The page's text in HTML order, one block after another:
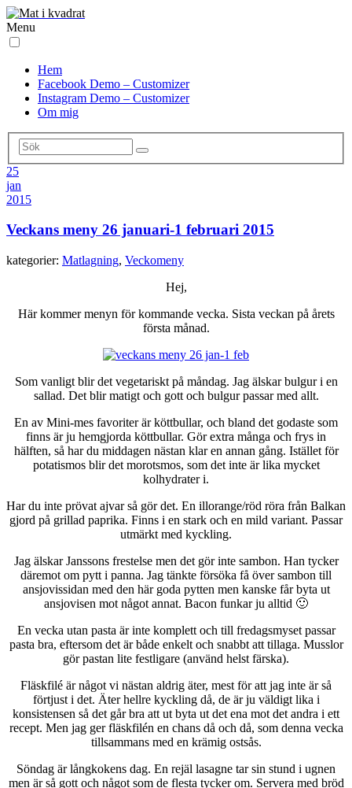
Menu
Hem
Facebook Demo – Customizer
Instagram Demo – Customizer
Om mig
25
jan
2015
Veckans meny 26 januari-1 februari 2015
kategorier: Matlagning, Veckomeny
Hej,
Här kommer menyn för kommande vecka. Sista veckan på årets
första månad.
Som vanligt blir det vegetariskt på måndag. Jag älskar bulgur i en
sallad. Det blir matigt och gott och bulgur passar med allt.
En av Mini-mes favoriter är köttbullar, och bland det godaste som
finns är ju hemgjorda köttbullar. Gör extra många och frys in
hälften, så har du middagen nästan klar en annan gång. Istället för
potatismos blir det morotsmos, som det inte är lika mycket
kolhydrater i.
Har du inte prövat ajvar så gör det. En illorange/röd röra från Balkan
gjord på grillad paprika. Finns i en stark och en mild variant. Passar
utmärkt med kyckling.
Jag älskar Janssons frestelse men det gör inte sambon. Han tycker
däremot om pytt i panna. Jag tänkte försöka få över sambon till
ansjovissidan med den här goda pytten men kanske får byta ut
ansjovisen mot något annat. Bacon funkar ju alltid 🙂
En vecka utan pasta är inte komplett och till fredagsmyset passar
pasta bra, eftersom det är både enkelt och snabbt att tillaga. Musslor
gör pastan lite festligare (använd helst färska).
Fläskfilé är något vi nästan aldrig äter, mest för att jag inte är så
förtjust i det. Äter hellre kyckling då, de är ju väldigt lika i
konsistensen så det går bra att ut byta ut det ena mot det andra i ett
recept. Men jag ger fläskfilén en chans då och då, som denna vecka
tillsammans med en krämig ostsås.
Söndag är långkokens dag. En rejäl lasagne tar sin stund i ugnen
men är så gott och något som de flesta tycker om. Servera med bröd